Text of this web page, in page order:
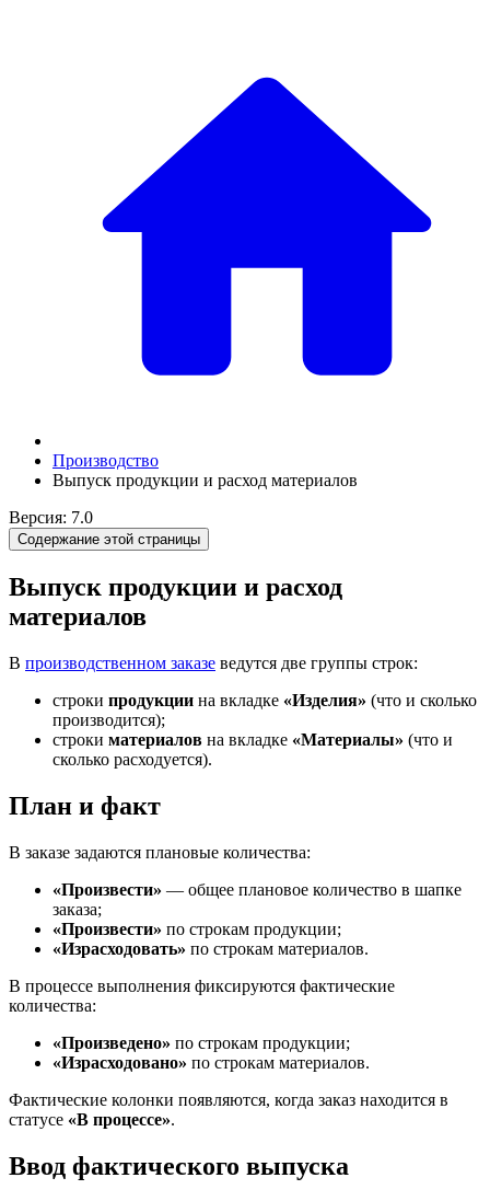
Производство
Выпуск продукции и расход материалов
Версия: 7.0
Содержание этой страницы
Выпуск продукции и расход
материалов
В производственном заказе ведутся две группы строк:
строки продукции на вкладке «Изделия» (что и сколько
производится);
строки материалов на вкладке «Материалы» (что и
сколько расходуется).
План и факт
В заказе задаются плановые количества:
«Произвести» — общее плановое количество в шапке
заказа;
«Произвести» по строкам продукции;
«Израсходовать» по строкам материалов.
В процессе выполнения фиксируются фактические
количества:
«Произведено» по строкам продукции;
«Израсходовано» по строкам материалов.
Фактические колонки появляются, когда заказ находится в
статусе «В процессе».
Ввод фактического выпуска